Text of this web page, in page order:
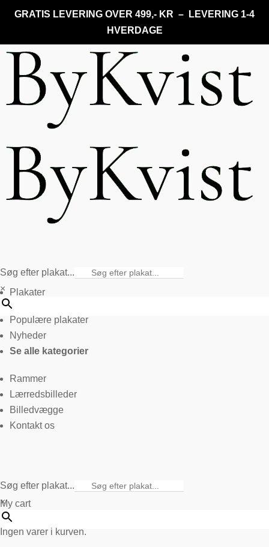
GRATIS LEVERING OVER 499,- KR – LEVERING 1-4
HVERDAGE
Søg efter plakat...
× Plakater
Populære plakater
Nyheder
Se alle kategorier
Rammer
Lærredsbilleder
Billedvægge
Kontakt os
Søg efter plakat...
×
My cart
Ingen varer i kurven.